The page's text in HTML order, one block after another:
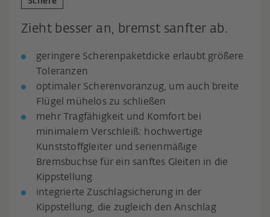
Zieht besser an, bremst sanfter ab.
geringere Scherenpaketdicke erlaubt größere
Toleranzen
optimaler Scherenvoranzug, um auch breite
Flügel mühelos zu schließen
mehr Tragfähigkeit und Komfort bei
minimalem Verschleiß: hochwertige
Kunststoffgleiter und serienmäßige
Bremsbuchse für ein sanftes Gleiten in die
Kippstellung
integrierte Zuschlagsicherung in der
Kippstellung, die zugleich den Anschlag